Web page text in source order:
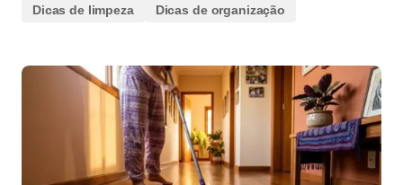
Dicas de limpeza Dicas de organização